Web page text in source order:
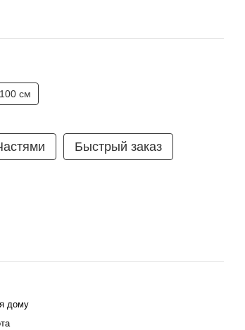
см
Быстрый заказ
дому